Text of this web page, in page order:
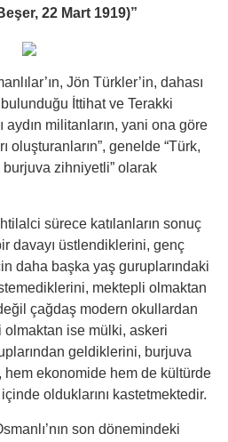
22 Mart 1919)”
Jön Türkler’in, dahası
İttihat ve Terakki
militanların, yani ona göre
oluşturanların”, genelde “Türk,
zihniyetli” olarak
sürece katılanların sonuç
davayı üstlendiklerini, genç
daha başka yaş guruplarındaki
mektepli olmaktan
çağdaş modern okullardan
olmaktan ise mülki, askeri
geldiklerini, burjuva
hem ekonomide hem de kültürde
olduklarını kastetmektedir.
son dönemindeki